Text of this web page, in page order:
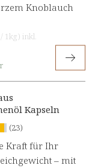
Knoblauch
/ 1kg) inkl.
Kapseln
(23)
Kraft für Ihr
– mit